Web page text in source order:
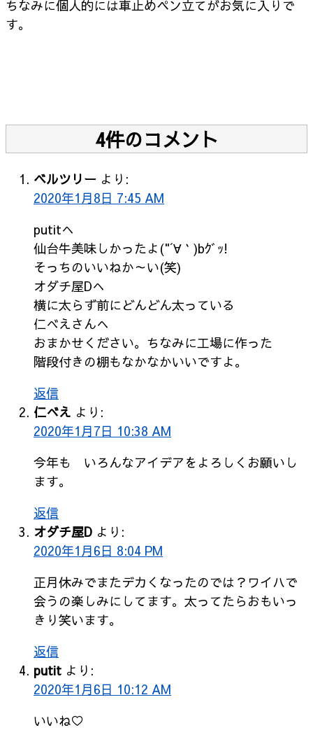
ちなみに個人的には車止めペン立てがお気に入りで
す。
4件のコメント
ベルツリー より:
2020年1月8日 7:45 AM
putitへ
仙台牛美味しかったよ("´∀｀)bｸﾞｯ!
そっちのいいねか～い(笑)
オダチ屋Dへ
横に太らず前にどんどん太っている
仁べえさんへ
おまかせください。ちなみに工場に作った
階段付きの棚もなかなかいいですよ。
返信
仁べえ より:
2020年1月7日 10:38 AM
今年も いろんなアイデアをよろしくお願いし
ます。
返信
オダチ屋D より:
2020年1月6日 8:04 PM
正月休みでまたデカくなったのでは？ワイハで
会うの楽しみにしてます。太ってたらおもいっ
きり笑います。
返信
putit より:
2020年1月6日 10:12 AM
いいね♡